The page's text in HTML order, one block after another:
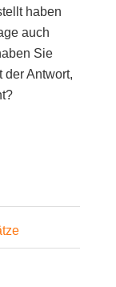
haben
auch
Sie
der Antwort,